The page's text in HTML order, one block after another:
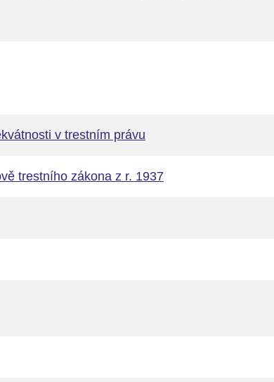
v trestním právu
trestního zákona z r. 1937